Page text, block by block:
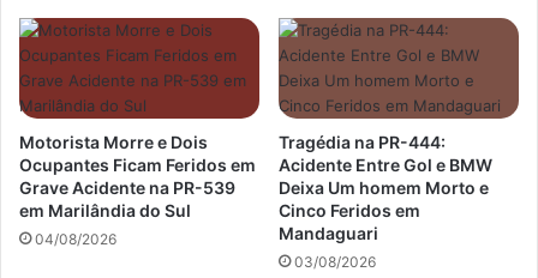
Motorista Morre e Dois
Ocupantes Ficam Feridos em
Grave Acidente na PR-539
em Marilândia do Sul
04/08/2026
Tragédia na PR-444:
Acidente Entre Gol e BMW
Deixa Um homem Morto e
Cinco Feridos em
Mandaguari
03/08/2026